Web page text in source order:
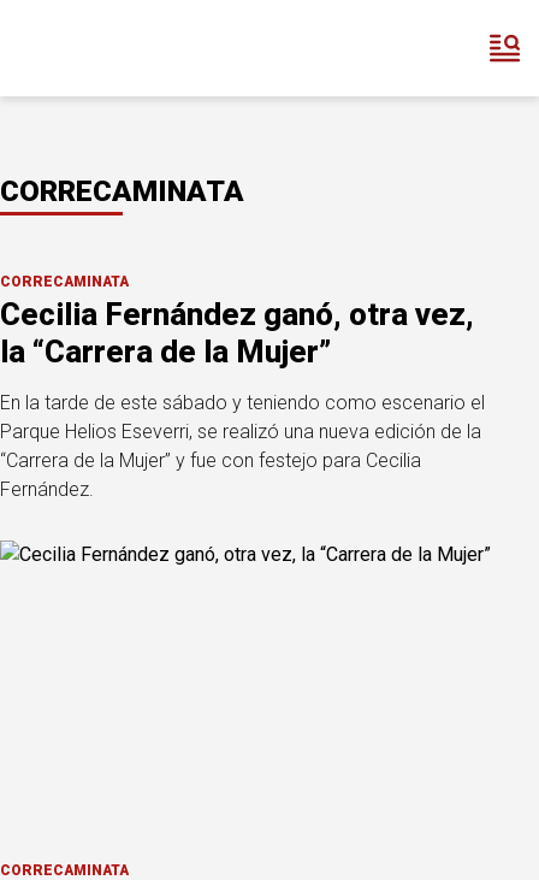
CORRECAMINATA
CORRECAMINATA
Cecilia Fernández ganó, otra vez,
la “Carrera de la Mujer”
En la tarde de este sábado y teniendo como escenario el
Parque Helios Eseverri, se realizó una nueva edición de la
“Carrera de la Mujer” y fue con festejo para Cecilia
Fernández.
CORRECAMINATA